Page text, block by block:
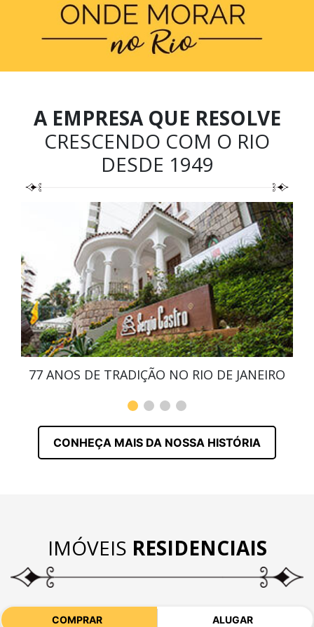
A EMPRESA QUE RESOLVE
CRESCENDO COM O RIO
DESDE 1949
77 ANOS DE TRADIÇÃO NO RIO DE JANEIRO
CONHEÇA MAIS DA NOSSA HISTÓRIA
IMÓVEIS RESIDENCIAIS
COMPRAR ALUGAR